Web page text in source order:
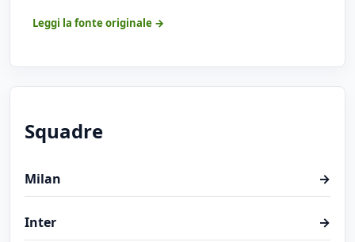
Leggi la fonte originale →
Squadre
Milan →
Inter →